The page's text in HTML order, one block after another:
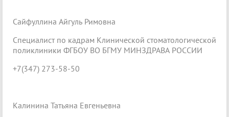
Сайфуллина Айгуль Римовна
Специалист по кадрам Клинической стоматологической
поликлиники ФГБОУ ВО БГМУ МИНЗДРАВА РОССИИ
+7(347) 273-58-50
Калинина Татьяна Евгеньевна